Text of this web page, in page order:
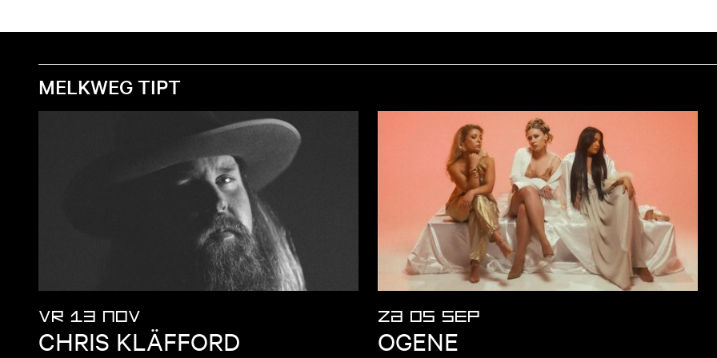
MELKWEG TIPT
VR 13 NOV
CHRIS KLÄFFORD
ZA 05 SEP
OGENE